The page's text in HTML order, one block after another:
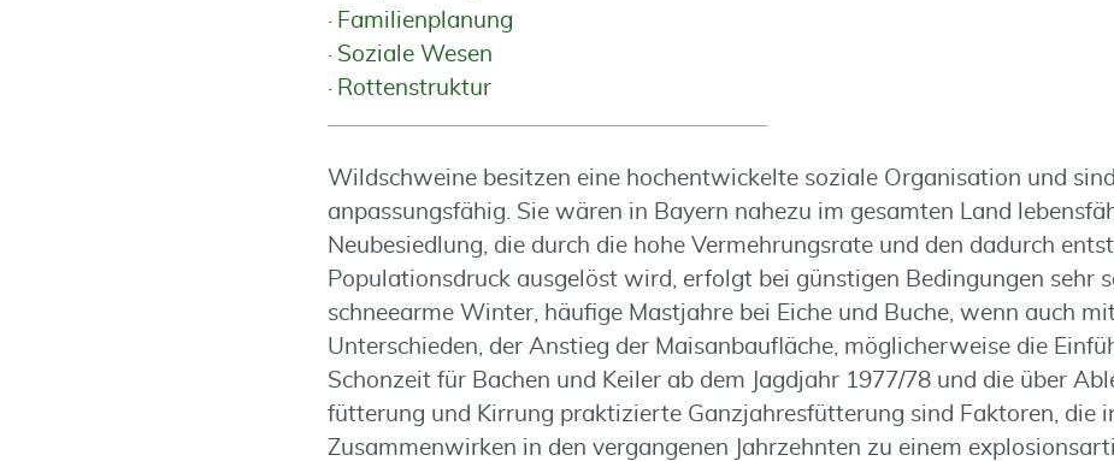
Familienplanung
Soziale Wesen
Rottenstruktur
Wildschweine besitzen eine hochentwickelte soziale Organisation und
anpassungsfähig. Sie wären in Bayern nahezu im gesamten Land
Neubesiedlung, die durch die hohe Vermehrungsrate und den dadurch
Populationsdruck ausgelöst wird, erfolgt bei günstigen Bedingungen sehr
schneearme Winter, häufige Mastjahre bei Eiche und Buche, wenn auch
Unterschieden, der Anstieg der Maisanbaufläche, möglicherweise die
Schonzeit für Bachen und Keiler ab dem Jagdjahr 1977/78 und die über
fütterung und Kirrung praktizierte Ganzjahresfütterung sind Faktoren, die
Zusammenwirken in den vergangenen Jahrzehnten zu einem